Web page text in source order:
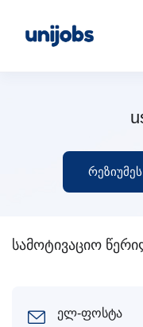
სამოტივაციო
ელ-ფოსტა